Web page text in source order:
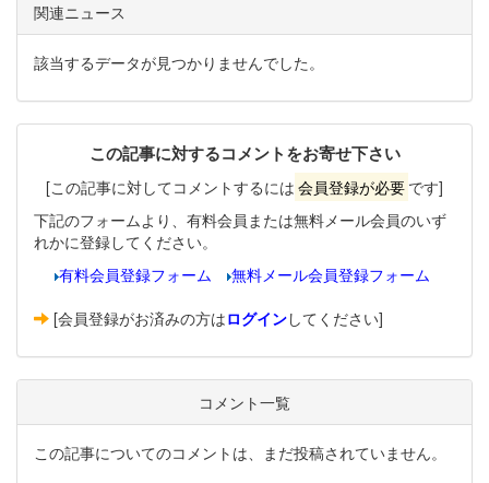
関連ニュース
該当するデータが見つかりませんでした。
この記事に対するコメントをお寄せ下さい
[この記事に対してコメントするには 会員登録が必要 です]
下記のフォームより、有料会員または無料メール会員のいず
れかに登録してください。
有料会員登録フォーム
無料メール会員登録フォーム
[会員登録がお済みの方はログインしてください]
コメント一覧
この記事についてのコメントは、まだ投稿されていません。